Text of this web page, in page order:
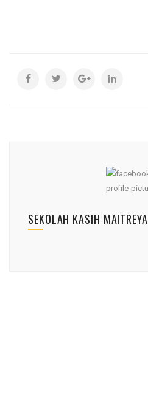
SEKOLAH KASIH MAITREYA